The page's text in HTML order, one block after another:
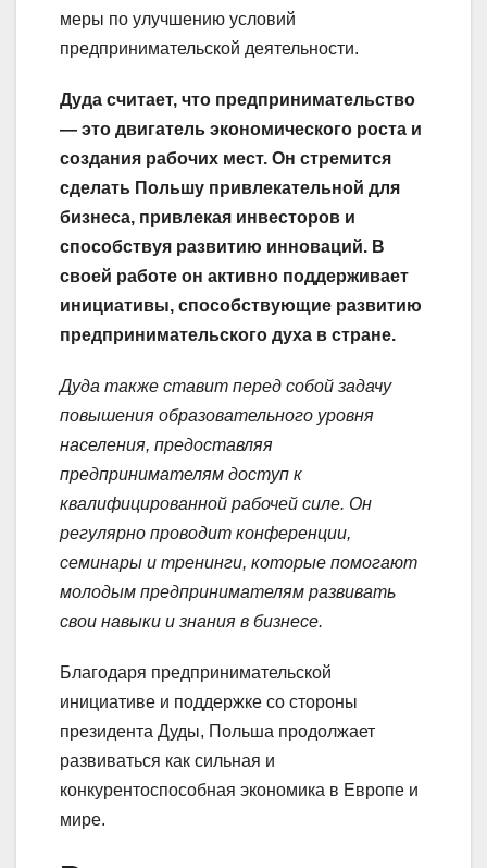
меры по улучшению условий
предпринимательской деятельности.
Дуда считает, что предпринимательство
— это двигатель экономического роста и
создания рабочих мест. Он стремится
сделать Польшу привлекательной для
бизнеса, привлекая инвесторов и
способствуя развитию инноваций. В
своей работе он активно поддерживает
инициативы, способствующие развитию
предпринимательского духа в стране.
Дуда также ставит перед собой задачу
повышения образовательного уровня
населения, предоставляя
предпринимателям доступ к
квалифицированной рабочей силе. Он
регулярно проводит конференции,
семинары и тренинги, которые помогают
молодым предпринимателям развивать
свои навыки и знания в бизнесе.
Благодаря предпринимательской
инициативе и поддержке со стороны
президента Дуды, Польша продолжает
развиваться как сильная и
конкурентоспособная экономика в Европе и
мире.